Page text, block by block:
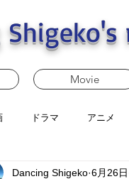
Shigeko's
Movie
ドラマ アニメ
Dancing Shigeko 6月26日